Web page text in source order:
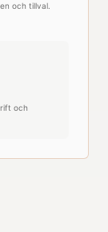
och tillval.
och